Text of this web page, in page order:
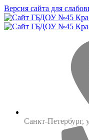
Версия сайта для
Санкт-Петербург,